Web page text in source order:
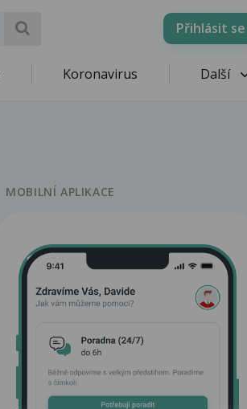
Přihlásit se
Koronavirus Další
MOBILNÍ APLIKACE